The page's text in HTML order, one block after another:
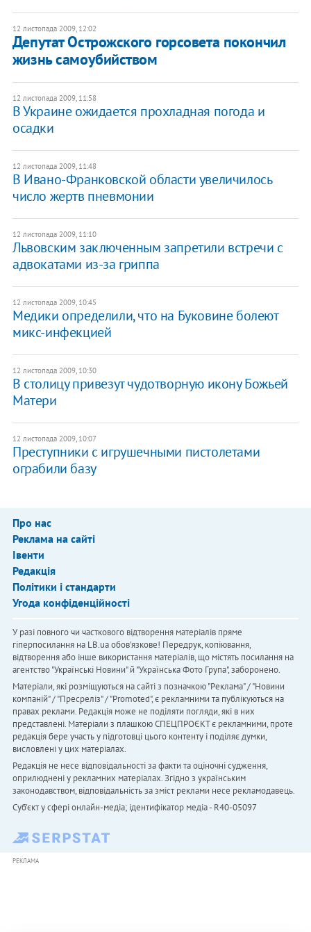
12 листопада 2009, 12:02
Депутат Острожского горсовета покончил
жизнь самоубийством
12 листопада 2009, 11:58
В Украине ожидается прохладная погода и
осадки
12 листопада 2009, 11:48
В Ивано-Франковской области увеличилось
число жертв пневмонии
12 листопада 2009, 11:10
Львовским заключенным запретили встречи с
адвокатами из-за гриппа
12 листопада 2009, 10:45
Медики определили, что на Буковине болеют
микс-инфекцией
12 листопада 2009, 10:30
В столицу привезут чудотворную икону Божьей
Матери
12 листопада 2009, 10:07
Преступники с игрушечными пистолетами
ограбили базу
Про нас
Реклама на сайті
Івенти
Редакція
Політики і стандарти
Угода конфіденційності
У разі повного чи часткового відтворення матеріалів пряме
гіперпосилання на LB.ua обов'язкове! Передрук, копіювання,
відтворення або інше використання матеріалів, що містять посилання на
агентство "Українськi Новини" й "Українська Фото Група", заборонено.
Матеріали, які розміщуються на сайті з позначкою "Реклама" / "Новини
компаній" / "Пресреліз" / "Promoted", є рекламними та публікуються на
правах реклами. Редакція може не поділяти погляди, які в них
представлені. Матеріали з плашкою СПЕЦПРОЄКТ є рекламними, проте
редакція бере участь у підготовці цього контенту і поділяє думки,
висловлені у цих матеріалах.
Редакція не несе відповідальності за факти та оціночні судження,
оприлюднені у рекламних матеріалах. Згідно з українським
законодавством, відповідальність за зміст реклами несе рекламодавець.
Cуб'єкт у сфері онлайн-медіа; ідентифікатор медіа - R40-05097
РЕКЛАМА